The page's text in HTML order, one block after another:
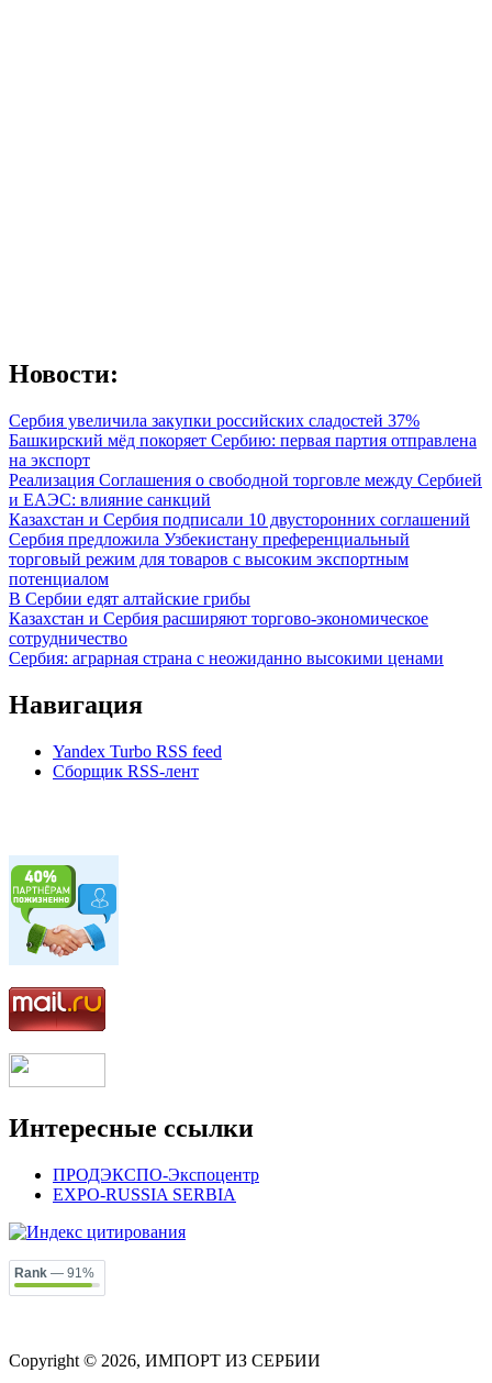
Новости:
Сербия увеличила закупки российских сладостей 37%
Башкирский мёд покоряет Сербию: первая партия отправлена
на экспорт
Реализация Соглашения о свободной торговле между Сербией
и ЕАЭС: влияние санкций
Казахстан и Сербия подписали 10 двусторонних соглашений
Сербия предложила Узбекистану преференциальный
торговый режим для товаров с высоким экспортным
потенциалом
В Сербии едят алтайские грибы
Казахстан и Сербия расширяют торгово-экономическое
сотрудничество
Сербия: аграрная страна с неожиданно высокими ценами
Навигация
Yandex Turbo RSS feed
Сборщик RSS-лент
Интересные ссылки
ПРОДЭКСПО-Экспоцентр
EXPO-RUSSIA SERBIA
Rank — 91%
Copyright © 2026, ИМПОРТ ИЗ СЕРБИИ